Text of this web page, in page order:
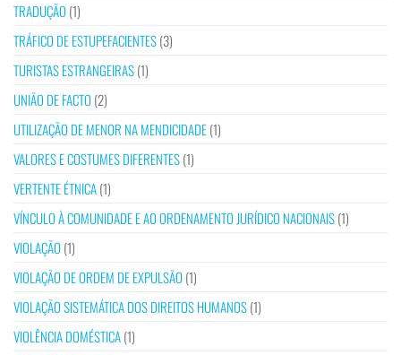
TRADUÇÃO (1)
TRÁFICO DE ESTUPEFACIENTES(3)
TURISTAS ESTRANGEIRAS(1)
UNIÃO DE FACTO (2)
UTILIZAÇÃO DE MENOR NA MENDICIDADE(1)
VALORES E COSTUMES DIFERENTES(1)
VERTENTE ÉTNICA(1)
VÍNCULO À COMUNIDADE E AO ORDENAMENTO JURÍDICO NACIONAIS(1)
VIOLAÇÃO (1)
VIOLAÇÃO DE ORDEM DE EXPULSÃO (1)
VIOLAÇÃO SISTEMÁTICA DOS DIREITOS HUMANOS(1)
VIOLÊNCIA DOMÉSTICA(1)